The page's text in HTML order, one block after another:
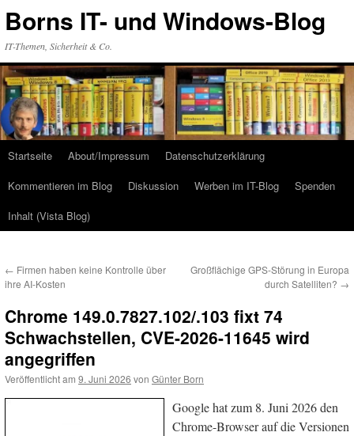
Inhalt
Borns IT- und Windows-Blog
IT-Themen, Sicherheit & Co.
Startseite About/Impressum
Datenschutzerklärung
Kommentieren im Blog
Diskussion Werben im IT-Blog
Spenden
Inhalt (Vista Blog)
← Firmen haben keine Kontrolle über
ihre AI-Kosten
Großflächige GPS-Störung in Europa
durch Satelliten? →
Chrome 149.0.7827.102/.103 fixt 74
Schwachstellen, CVE-2026-11645 wird
angegriffen
Veröffentlicht am 9. Juni 2026 von Günter Born
Google hat zum 8. Juni 2026 den
Chrome-Browser auf die Versionen